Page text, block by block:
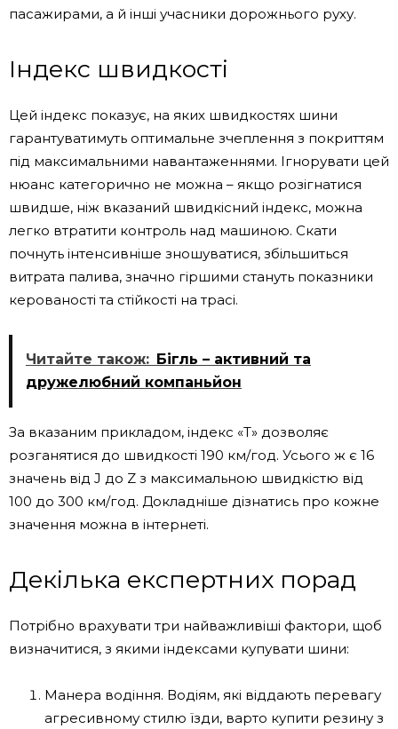
пасажирами, а й інші учасники дорожнього руху.
Індекс швидкості
Цей індекс показує, на яких швидкостях шини
гарантуватимуть оптимальне зчеплення з покриттям
під максимальними навантаженнями. Ігнорувати цей
нюанс категорично не можна – якщо розігнатися
швидше, ніж вказаний швидкісний індекс, можна
легко втратити контроль над машиною. Скати
почнуть інтенсивніше зношуватися, збільшиться
витрата палива, значно гіршими стануть показники
керованості та стійкості на трасі.
Читайте також: Бігль – активний та
дружелюбний компаньйон
За вказаним прикладом, індекс «T» дозволяє
розганятися до швидкості 190 км/год. Усього ж є 16
значень від J до Z з максимальною швидкістю від
100 до 300 км/год. Докладніше дізнатись про кожне
значення можна в інтернеті.
Декілька експертних порад
Потрібно врахувати три найважливіші фактори, щоб
визначитися, з якими індексами купувати шини:
Манера водіння. Водіям, які віддають перевагу
агресивному стилю їзди, варто купити резину з